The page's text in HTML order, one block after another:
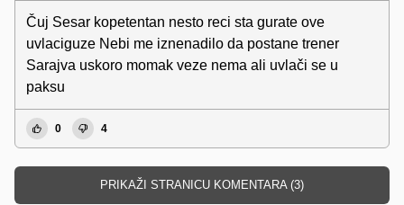
Čuj Sesar kopetentan nesto reci sta gurate ove
uvlaciguze Nebi me iznenadilo da postane trener
Sarajva uskoro momak veze nema ali uvlači se u
paksu
0 4
PRIKAŽI STRANICU KOMENTARA (3)